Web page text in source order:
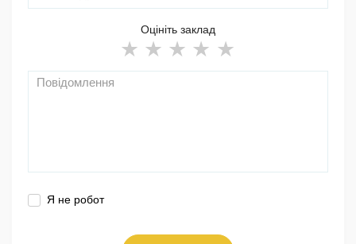
Оцініть заклад
Я не робот